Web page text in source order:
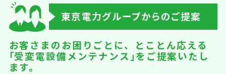
東京電力グループからのご提案
お客さまのお困りごとに、とことん応える
｢受変電設備メンテナンス｣をご提案いたし
ます。